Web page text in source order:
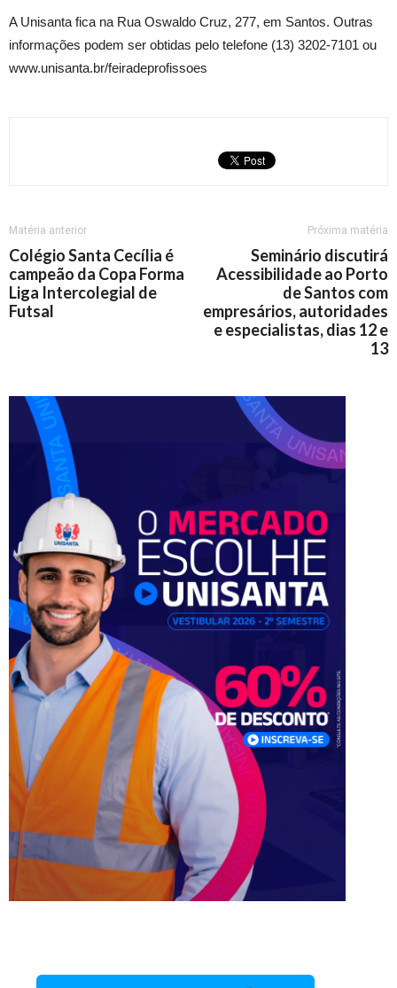
A Unisanta fica na Rua Oswaldo Cruz, 277, em Santos. Outras
informações podem ser obtidas pelo telefone (13) 3202-7101 ou
www.unisanta.br/feiradeprofissoes
Matéria anterior
Colégio Santa Cecília é
campeão da Copa Forma
Liga Intercolegial de
Futsal
Próxima matéria
Seminário discutirá
Acessibilidade ao Porto
de Santos com
empresários, autoridades
e especialistas, dias 12 e
13